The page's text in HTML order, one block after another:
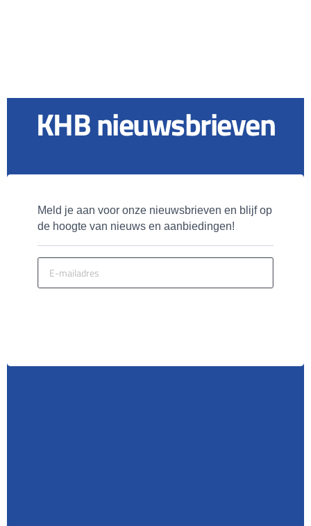
KHB nieuwsbrieven
Meld je aan voor onze nieuwsbrieven en blijf op
de hoogte van nieuws en aanbiedingen!